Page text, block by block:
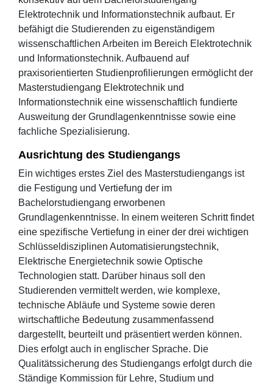
Elektrotechnik und Informationstechnik aufbaut. Er
befähigt die Studierenden zu eigenständigem
wissenschaftlichen Arbeiten im Bereich Elektrotechnik
und Informationstechnik. Aufbauend auf
praxisorientierten Studienprofilierungen ermöglicht der
Masterstudiengang Elektrotechnik und
Informationstechnik eine wissenschaftlich fundierte
Ausweitung der Grundlagenkenntnisse sowie eine
fachliche Spezialisierung.
Ausrichtung des Studiengangs
Ein wichtiges erstes Ziel des Masterstudiengangs ist
die Festigung und Vertiefung der im
Bachelorstudiengang erworbenen
Grundlagenkenntnisse. In einem weiteren Schritt findet
eine spezifische Vertiefung in einer der drei wichtigen
Schlüsseldisziplinen Automatisierungstechnik,
Elektrische Energietechnik sowie Optische
Technologien statt. Darüber hinaus soll den
Studierenden vermittelt werden, wie komplexe,
technische Abläufe und Systeme sowie deren
wirtschaftliche Bedeutung zusammenfassend
dargestellt, beurteilt und präsentiert werden können.
Dies erfolgt auch in englischer Sprache. Die
Qualitätssicherung des Studiengangs erfolgt durch die
Ständige Kommission für Lehre, Studium und